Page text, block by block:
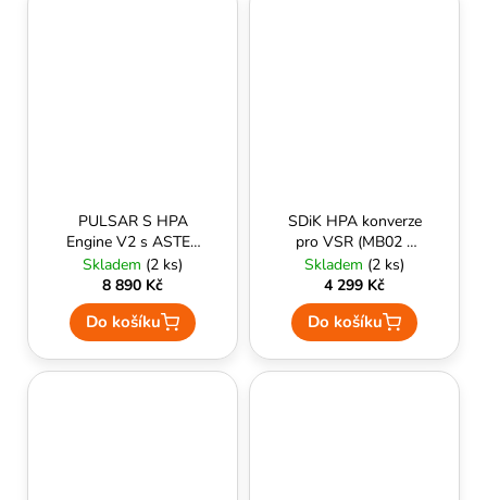
PULSAR S HPA
Engine V2 s ASTER
II Bluetooth®,
kabeláž do pažby-
GATE
Skladem (2 ks)
8 890 Kč
Do košíku
SDiK HPA konverze
pro VSR (MB02 a
podobné) -
ManCraft
Skladem (2 ks)
4 299 Kč
Do košíku